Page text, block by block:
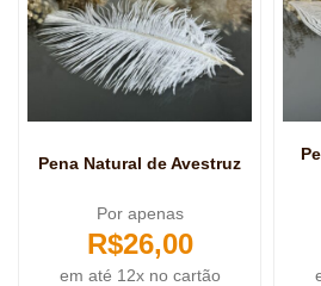
Pena Natural de Avestruz
Por apenas
R$26,00
em até 12x no cartão